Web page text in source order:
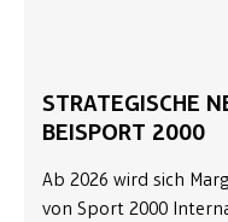
STRATEGISCHE
BEISPORT 2000
Ab 2026 wird sich
von Sport 2000